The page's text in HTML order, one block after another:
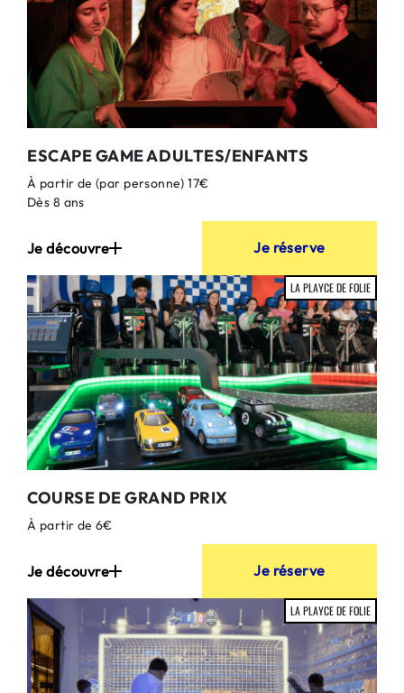
ESCAPE GAME ADULTES/ENFANTS
À partir de (par personne) 17€
Dès 8 ans
Je découvre Je réserve
LA PLAYCE DE FOLIE
COURSE DE GRAND PRIX
À partir de 6€
Je découvre Je réserve
LA PLAYCE DE FOLIE